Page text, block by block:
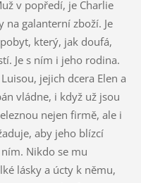
v popředí, je Charlie
galanterní zboží. Je
který, jak doufá,
Je s ním i jeho rodina.
jejich dcera Elen a
vládne, i když už jsou
nejen firmě, ale i
aby jeho blízcí
Nikdo se mu
lásky a úcty k němu,